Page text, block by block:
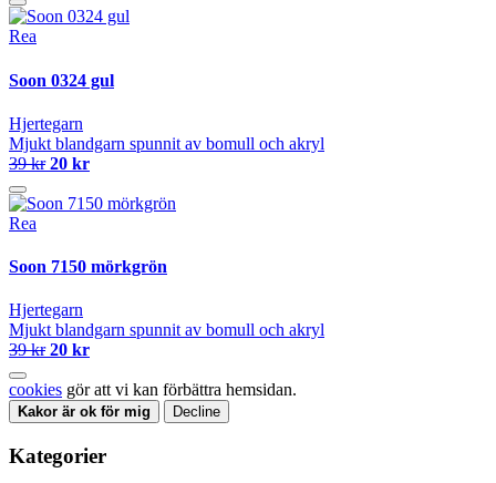
Rea
Soon 0324 gul
Hjertegarn
Mjukt blandgarn spunnit av bomull och akryl
39 kr 20 kr
Rea
Soon 7150 mörkgrön
Hjertegarn
Mjukt blandgarn spunnit av bomull och akryl
39 kr 20 kr
cookies gör att vi kan förbättra hemsidan.
Kakor är ok för mig Decline
Kategorier